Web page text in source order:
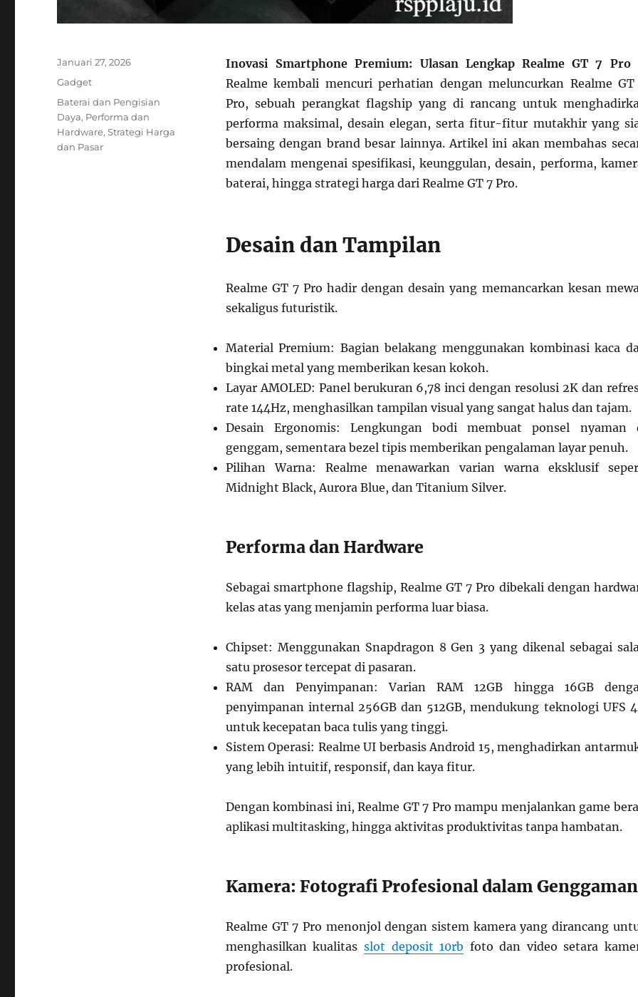
Inovasi Smartphone Premium: Ulasan Lengkap Realme GT 7 Pro
Realme kembali mencuri perhatian dengan meluncurkan Realme
Pro, sebuah perangkat flagship yang di rancang untuk
performa maksimal, desain elegan, serta fitur-fitur mutakhir yang
bersaing dengan brand besar lainnya. Artikel ini akan membahas
mendalam mengenai spesifikasi, keunggulan, desain, performa,
baterai, hingga strategi harga dari Realme GT 7 Pro.
Desain dan Tampilan
Realme GT 7 Pro hadir dengan desain yang memancarkan kesan
sekaligus futuristik.
Material Premium: Bagian belakang menggunakan kombinasi kaca
bingkai metal yang memberikan kesan kokoh.
Layar AMOLED: Panel berukuran 6,78 inci dengan resolusi 2K dan
rate 144Hz, menghasilkan tampilan visual yang sangat halus dan tajam.
Desain Ergonomis: Lengkungan bodi membuat ponsel nyaman
genggam, sementara bezel tipis memberikan pengalaman layar penuh.
Pilihan Warna: Realme menawarkan varian warna eksklusif
Midnight Black, Aurora Blue, dan Titanium Silver.
Performa dan Hardware
Sebagai smartphone flagship, Realme GT 7 Pro dibekali dengan
kelas atas yang menjamin performa luar biasa.
Chipset: Menggunakan Snapdragon 8 Gen 3 yang dikenal sebagai
satu prosesor tercepat di pasaran.
RAM dan Penyimpanan: Varian RAM 12GB hingga 16GB
penyimpanan internal 256GB dan 512GB, mendukung teknologi UFS
untuk kecepatan baca tulis yang tinggi.
Sistem Operasi: Realme UI berbasis Android 15, menghadirkan
yang lebih intuitif, responsif, dan kaya fitur.
Dengan kombinasi ini, Realme GT 7 Pro mampu menjalankan game
aplikasi multitasking, hingga aktivitas produktivitas tanpa hambatan.
Kamera: Fotografi Profesional dalam Genggaman
Realme GT 7 Pro menonjol dengan sistem kamera yang dirancang
menghasilkan kualitas slot deposit 10rb foto dan video setara
profesional.
Posted
Januari 27, 2026
Categories
Gadget
Tags
Baterai dan Pengisian
Daya, Performa dan
Hardware,Strategi Harga
dan Pasar